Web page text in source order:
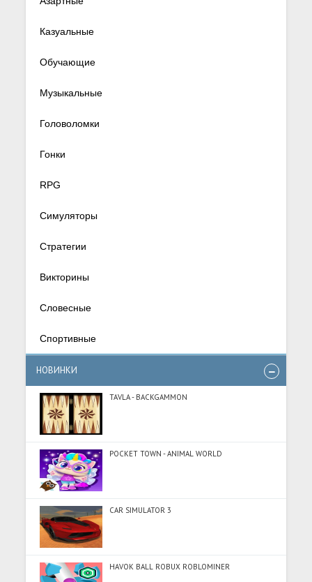
Казуальные
Обучающие
Музыкальные
Головоломки
Гонки
RPG
Симуляторы
Стратегии
Викторины
Словесные
Спортивные
НОВИНКИ
TAVLA - BACKGAMMON
POCKET TOWN - ANIMAL WORLD
CAR SIMULATOR 3
HAVOK BALL ROBUX ROBLOMINER